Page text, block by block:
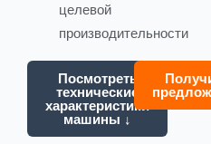
целевой
производительности
Посмотреть
технические
характеристики
машины ↓